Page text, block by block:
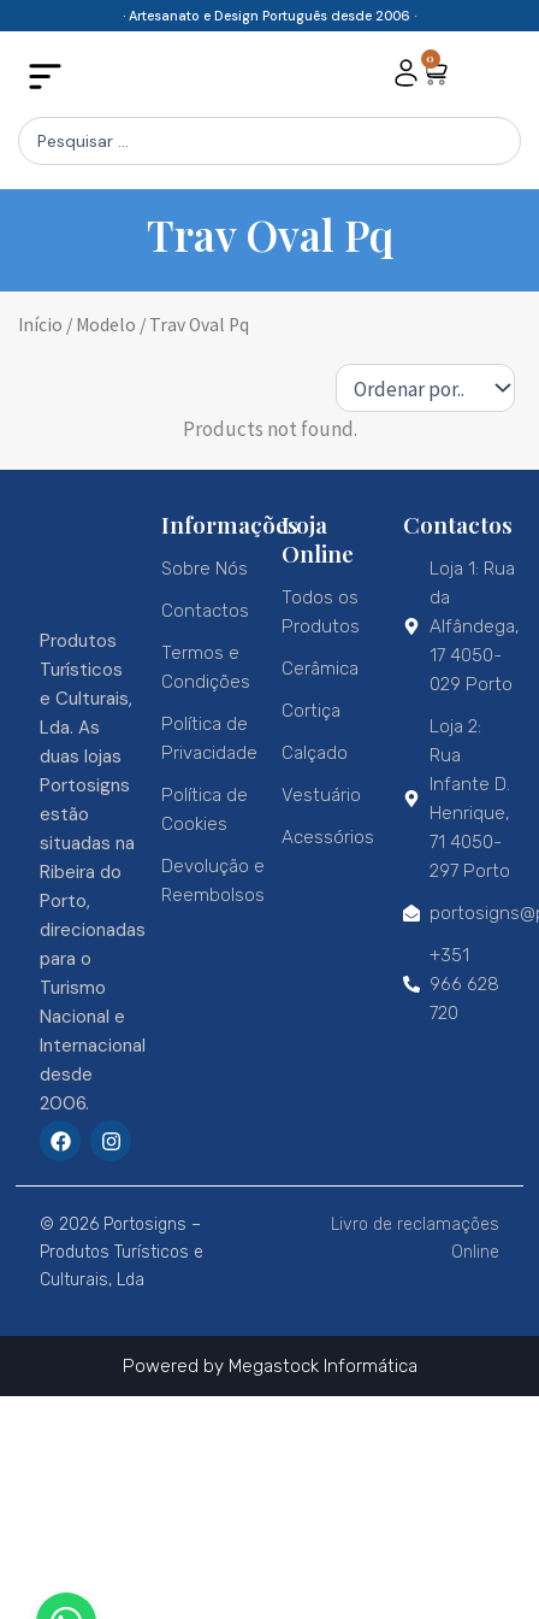
content
· Artesanato e Design Português desde 2006 ·
0
Cart
Search
...
Trav Oval Pq
Início / Modelo / Trav Oval Pq
Products not found.
Produtos
Turísticos
e Culturais,
Lda. As
duas lojas
Portosigns
estão
situadas na
Ribeira do
Porto,
direcionadas
para o
Turismo
Nacional e
Internacional
desde
2006.
F
a
e
b
o
o
k
I
n
t
a
g
r
a
m
Informações
Sobre Nós
Contactos
Termos e
Condições
Política de
Privacidade
Política de
Cookies
Devolução e
Reembolsos
Loja
Online
Todos os
Produtos
Cerâmica
Cortiça
Calçado
Vestuário
Acessórios
Contactos
Loja 1: Rua
da
Alfândega,
17 4050-
029 Porto
Loja 2:
Rua
Infante D.
Henrique,
71 4050-
297 Porto
+351
966 628
720
© 2026 Portosigns –
Produtos Turísticos e
Culturais, Lda
Livro de reclamações
Online
Powered by Megastock Informática